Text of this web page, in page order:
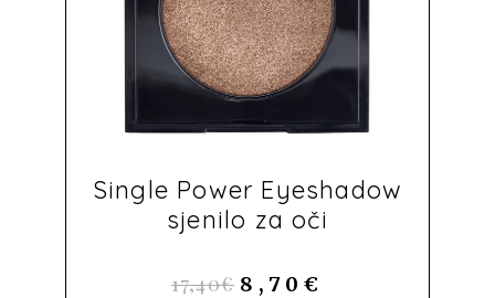
Single Power Eyeshadow
sjenilo za oči
17,40€ 8,70€